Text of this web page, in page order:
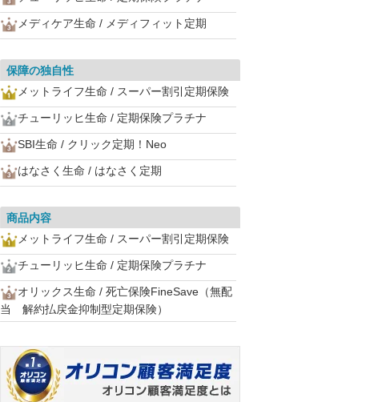
メディケア生命 / メディフィット定期
保障の独自性
メットライフ生命 / スーパー割引定期保険
チューリッヒ生命 / 定期保険プラチナ
SBI生命 / クリック定期！Neo
はなさく生命 / はなさく定期
商品内容
メットライフ生命 / スーパー割引定期保険
チューリッヒ生命 / 定期保険プラチナ
オリックス生命 / 死亡保険FineSave（無配
当 解約払戻金抑制型定期保険）